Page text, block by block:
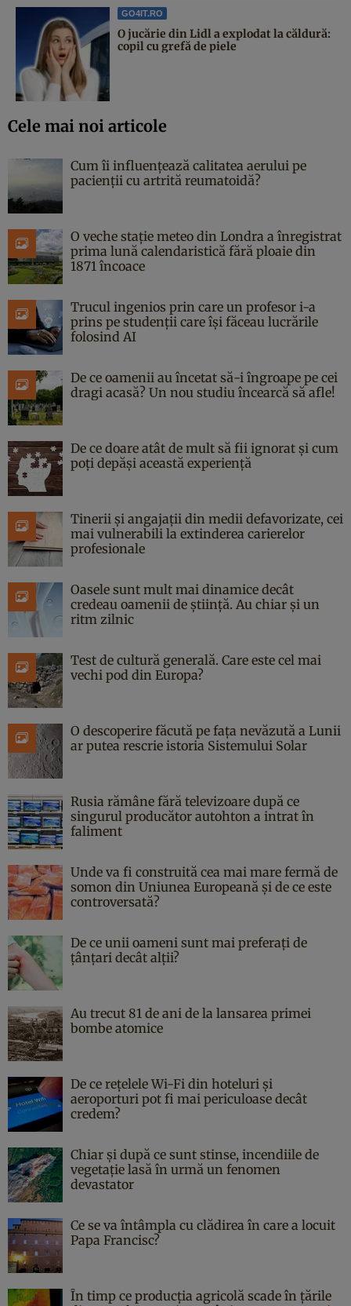
GO4IT.RO
O jucărie din Lidl a explodat la căldură:
copil cu grefă de piele
Cele mai noi articole
Cum îi influențează calitatea aerului pe
pacienții cu artrită reumatoidă?
O veche stație meteo din Londra a înregistrat
prima lună calendaristică fără ploaie din
1871 încoace
Trucul ingenios prin care un profesor i-a
prins pe studenții care își făceau lucrările
folosind AI
De ce oamenii au încetat să-i îngroape pe cei
dragi acasă? Un nou studiu încearcă să afle!
De ce doare atât de mult să fii ignorat și cum
poți depăși această experiență
Tinerii și angajații din medii defavorizate, cei
mai vulnerabili la extinderea carierelor
profesionale
Oasele sunt mult mai dinamice decât
credeau oamenii de știință. Au chiar și un
ritm zilnic
Test de cultură generală. Care este cel mai
vechi pod din Europa?
O descoperire făcută pe fața nevăzută a Lunii
ar putea rescrie istoria Sistemului Solar
Rusia rămâne fără televizoare după ce
singurul producător autohton a intrat în
faliment
Unde va fi construită cea mai mare fermă de
somon din Uniunea Europeană și de ce este
controversată?
De ce unii oameni sunt mai preferați de
țânțari decât alții?
Au trecut 81 de ani de la lansarea primei
bombe atomice
De ce rețelele Wi-Fi din hoteluri și
aeroporturi pot fi mai periculoase decât
credem?
Chiar și după ce sunt stinse, incendiile de
vegetație lasă în urmă un fenomen
devastator
Ce se va întâmpla cu clădirea în care a locuit
Papa Francisc?
În timp ce producția agricolă scade în țările